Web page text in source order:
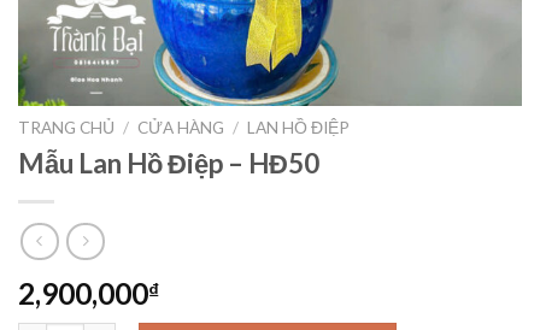
TRANG CHỦ / CỬA HÀNG / LAN HỒ ĐIỆP
Mẫu Lan Hồ Điệp – HĐ50
2,900,000₫